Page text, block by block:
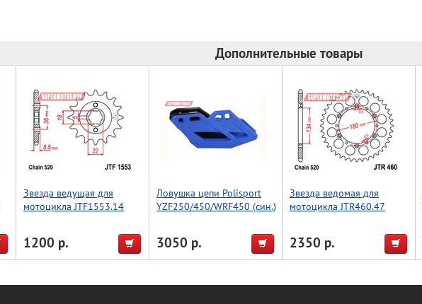
Дополнительные товары
Звезда ведущая для
мотоцикла JTF1553.14
1200 р.
Ловушка цепи Polisport
YZF250/450/WRF450 (син.)
3050 р.
Звезда ведомая для
мотоцикла JTR460.47
2350 р.